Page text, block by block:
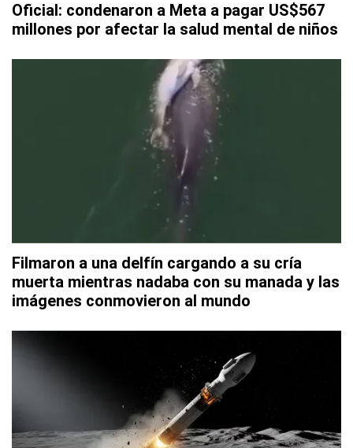
Oficial: condenaron a Meta a pagar US$567
millones por afectar la salud mental de niños
Filmaron a una delfín cargando a su cría
muerta mientras nadaba con su manada y las
imágenes conmovieron al mundo